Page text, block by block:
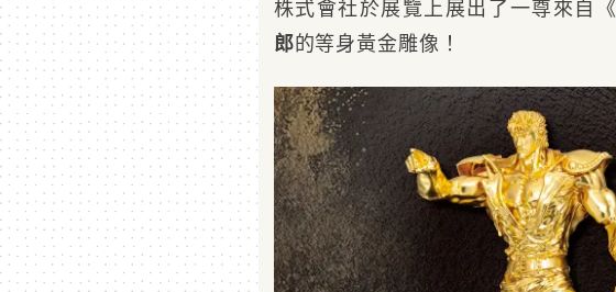
株式會社於展覽上展出了一尊來自《
郎的等身黃金雕像！